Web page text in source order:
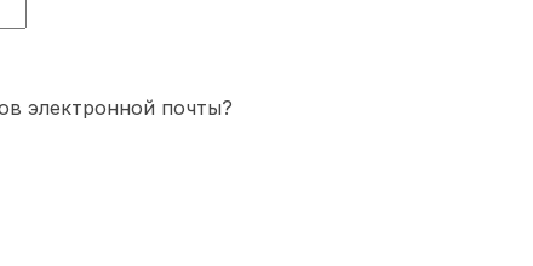
электронной почты?